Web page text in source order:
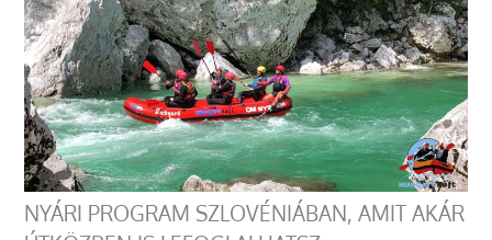
NYÁRI PROGRAM SZLOVÉNIÁBAN, AMIT AKÁR